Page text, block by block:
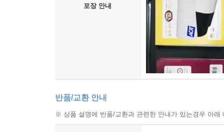
포장 안내
반품/교환 안내
※ 상품 설명에 반품/교환과 관련한 안내가 있는경우 아